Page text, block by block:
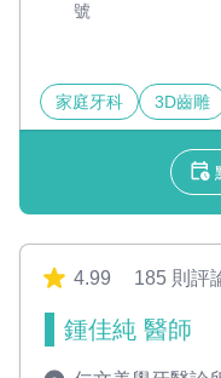
號
家庭牙科 3D齒雕
4.99 185 則評
鍾佳純 醫師